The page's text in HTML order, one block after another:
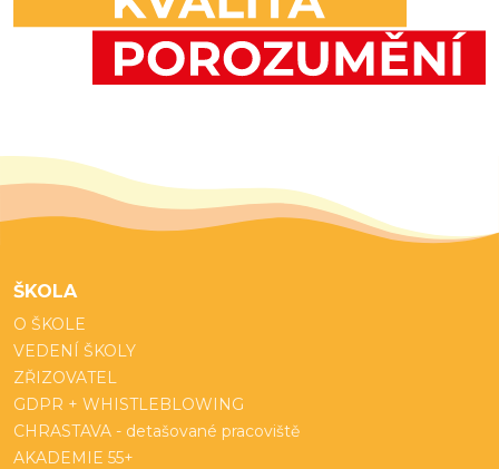
ŠKOLA
O ŠKOLE
VEDENÍ ŠKOLY
ZŘIZOVATEL
GDPR + WHISTLEBLOWING
CHRASTAVA - detašované pracoviště
AKADEMIE 55+